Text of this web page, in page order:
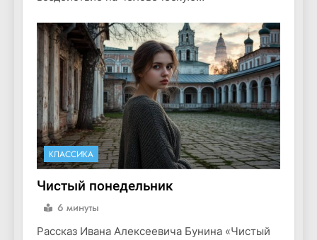
КЛАССИКА
Чистый понедельник
6 минуты
Рассказ Ивана Алексеевича Бунина «Чистый